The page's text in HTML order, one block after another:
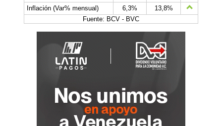
Inflación (Var% mensual)
6,3%
13,8%
Fuente: BCV - BVC